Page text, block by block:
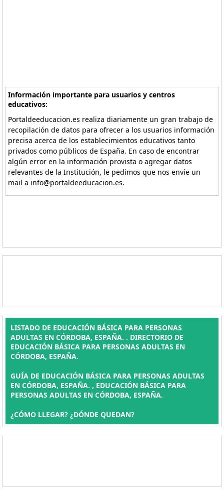
Información importante para usuarios y centros
educativos:
Portaldeeducacion.es realiza diariamente un gran trabajo de
recopilación de datos para ofrecer a los usuarios información
precisa acerca de los establecimientos educativos tanto
privados como públicos de España. En caso de encontrar
algún error en la información provista o agregar datos
relevantes de la Institución, le pedimos que nos envíe un
mail a info@portaldeeducacion.es.
LISTADO DE EDUCACIÓN BÁSICA PARA PERSONAS
ADULTAS EN CÓRDOBA, ESPAÑA. . DIRECTORIO DE
EDUCACIÓN BÁSICA PARA PERSONAS ADULTAS EN
CÓRDOBA, ESPAÑA.
GUÍA DE EDUCACIÓN BÁSICA PARA PERSONAS ADULTAS
EN CÓRDOBA, ESPAÑA. , EDUCACIÓN BÁSICA PARA
PERSONAS ADULTAS EN CÓRDOBA, ESPAÑA.
¿CÓMO LLEGAR? ¿DÓNDE QUEDAN?